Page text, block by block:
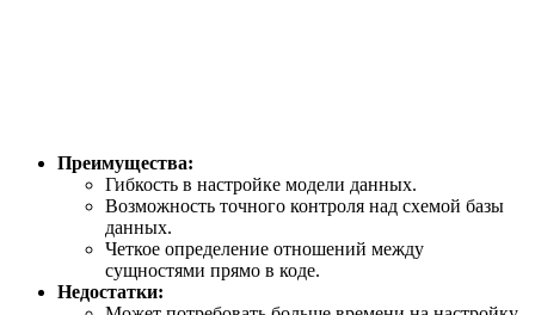
Преимущества:
Гибкость в настройке модели данных.
Возможность точного контроля над схемой базы
данных.
Четкое определение отношений между
сущностями прямо в коде.
Недостатки: